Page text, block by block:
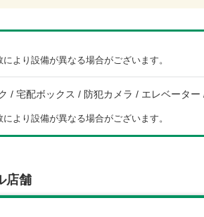
より設備が異なる場合がございます。
/ 宅配ボックス / 防犯カメラ / エレベータ
より設備が異なる場合がございます。
店舗